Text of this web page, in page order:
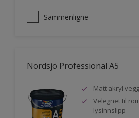
Sammenligne
Nordsjö Professional A5
Matt akryl
Velegnet til
lysinnslipp